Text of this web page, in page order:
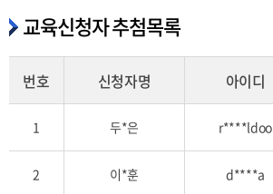
교육신청자 추첨목록
신
번호 신청자명 아이디
1 두*은 r****ldoo
2 이*훈 d****a